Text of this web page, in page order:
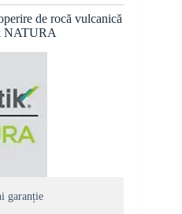
de rocă vulcanică
NATURA
garanție